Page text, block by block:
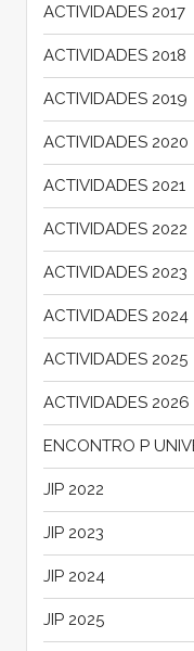
ACTIVIDADES 2017
ACTIVIDADES 2018
ACTIVIDADES 2019
ACTIVIDADES 2020
ACTIVIDADES 2021
ACTIVIDADES 2022
ACTIVIDADES 2023
ACTIVIDADES 2024
ACTIVIDADES 2025
ACTIVIDADES 2026
ENCONTRO P
JIP 2022
JIP 2023
JIP 2024
JIP 2025